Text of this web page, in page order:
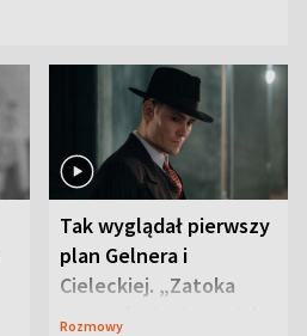
Tak wyglądał pierwszy
plan Gelnera i
Cieleckiej. „Zatoka
szpiegów” od razu ich
Rozmowy